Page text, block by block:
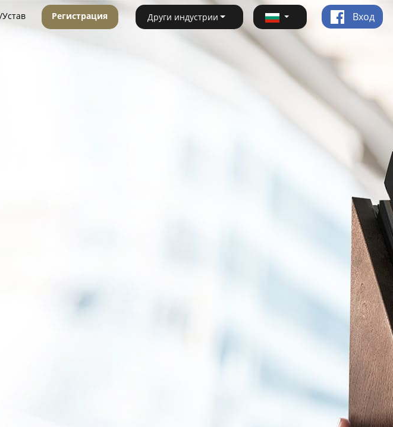
Устав Регистрация Други индустрии Вход